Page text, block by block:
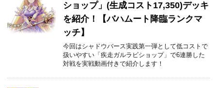
ショップ」(生成コスト17,350)デッキ
を紹介！【バハムート降臨ランクマ
ッチ】
今回はシャドウバース実践第一弾として低コストで
扱いやすい「疾走ガルラビショップ」で6連勝した
対戦を実戦動画付きで紹介します！